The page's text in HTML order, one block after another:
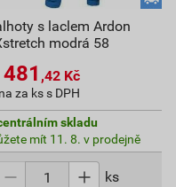
s laclem Ardon
modrá 58
,42 Kč
za ks s DPH
skladu
mít 11. 8. v prodejně
ks